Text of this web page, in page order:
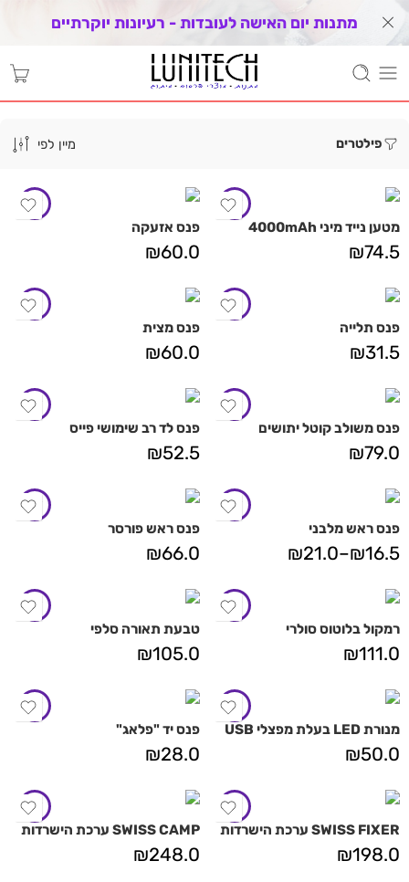
מתנות יום האישה לעובדות - רעיונות יוקרתיים
פילטרים מיין לפי
מטען נייד מיני 4000mAh
₪74.5
פנס אזעקה
₪60.0
פנס תלייה
₪31.5
פנס מצית
₪60.0
פנס משולב קוטל יתושים
₪79.0
פנס לד רב שימושי פייס
₪52.5
פנס ראש מלבני
₪16.5
–
₪21.0
פנס ראש פורסר
₪66.0
רמקול בלוטוס סולרי
₪111.0
טבעת תאורה סלפי
₪105.0
מנורת LED בעלת מפצלי USB
₪50.0
פנס יד "פלאג"
₪28.0
SWISS FIXER ערכת הישרדות
₪198.0
SWISS CAMP ערכת הישרדות
₪248.0